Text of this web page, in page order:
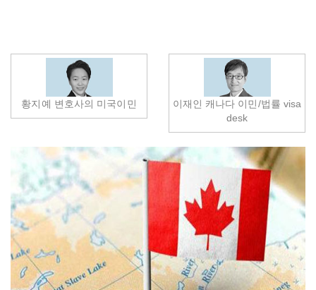
황지예 변호사의 미국이민
이재인 캐나다 이민/법률 visa
desk